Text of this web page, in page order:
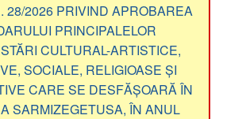
28/2026 PRIVIND APROBAREA
PRINCIPALELOR
CULTURAL-ARTISTICE,
SOCIALE, RELIGIOASE ȘI
CARE SE DESFĂȘOARĂ ÎN
SARMIZEGETUSA, ÎN ANUL